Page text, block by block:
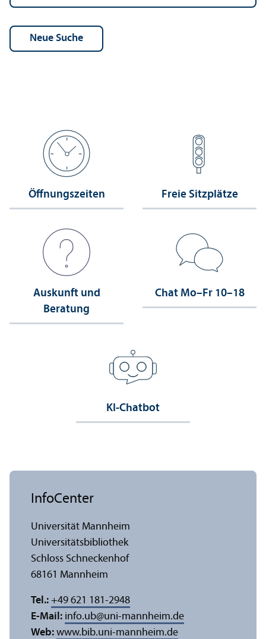
Öffnungs­zeiten Freie Sitzplätze
Auskunft und
Beratung
Chat Mo–Fr 10–18
KI-Chatbot
InfoCenter
Universität Mannheim
Universitäts­bibliothek
Schloss Schneckenhof
68161 Mannheim
Tel.: +49 621 181-2948
E-Mail: info.ub@uni-mannheim.de
Web: www.bib.uni-mannheim.de